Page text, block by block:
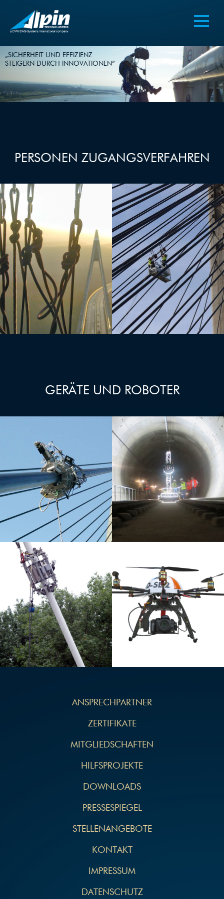
„SICHERHEIT UND EFFIZIENZ
STEIGERN DURCH INNOVATIONEN“
PERSONEN ZUGANGSVERFAHREN
SEILZUGANGSVERFAHREN
MOBILE
ARBEITSPLATTFORMEN
UND
SONDERKONSTRUKTIONEN
GERÄTE UND ROBOTER
SELBSTFAHRENDE ROBOTER
FÜR STANDSEILE UND ROHRE
ZUGANGSLÖSUNGEN FÜR
TUNNEL
INDIREKT BEWEGTE
ZUGANGSLÖSUNGEN
FLUGGERÄTE
ANSPRECHPARTNER
ZERTIFIKATE
MITGLIEDSCHAFTEN
HILFSPROJEKTE
DOWNLOADS
PRESSESPIEGEL
STELLENANGEBOTE
KONTAKT
IMPRESSUM
DATENSCHUTZ